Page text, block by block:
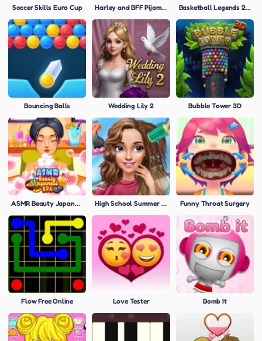
Soccer Skills Euro Cup Harley and BFF Pijama Party Basketball Legends 2020
Bouncing Balls Wedding Lily 2 Bubble Tower 3D
ASMR Beauty Japanese Spa High School Summer Crush Date Funny Throat Surgery
Flow Free Online Love Tester Bomb It